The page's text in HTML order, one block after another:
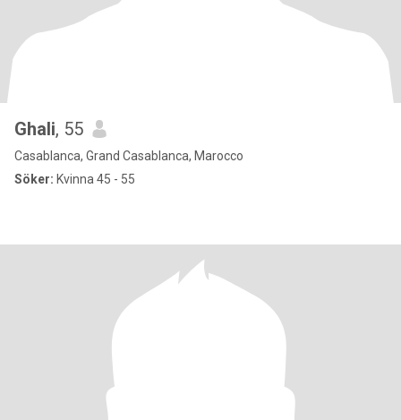
Ghali, 55
Casablanca, Grand Casablanca, Marocco
Söker: Kvinna 45 - 55